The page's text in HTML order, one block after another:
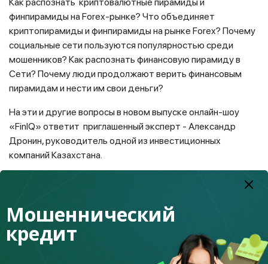
финпирамиды на Forex-рынке? Что объединяет
криптопирамиды и финпирамиды на рынке Forex? Почему
социальные сети пользуются популярностью среди
мошенников? Как распознать финансовую пирамиду в
Сети? Почему люди продолжают верить финансовым
пирамидам и нести им свои деньги?
На эти и другие вопросы в новом выпуске онлайн-шоу
«FinIQ» ответит приглашенный эксперт - Александр
Дронин, руководитель одной из инвестиционных
компаний Казахстана.
Повышайте свою финансовую грамотность вместе с нами
К списку
Мошеннический
кредит